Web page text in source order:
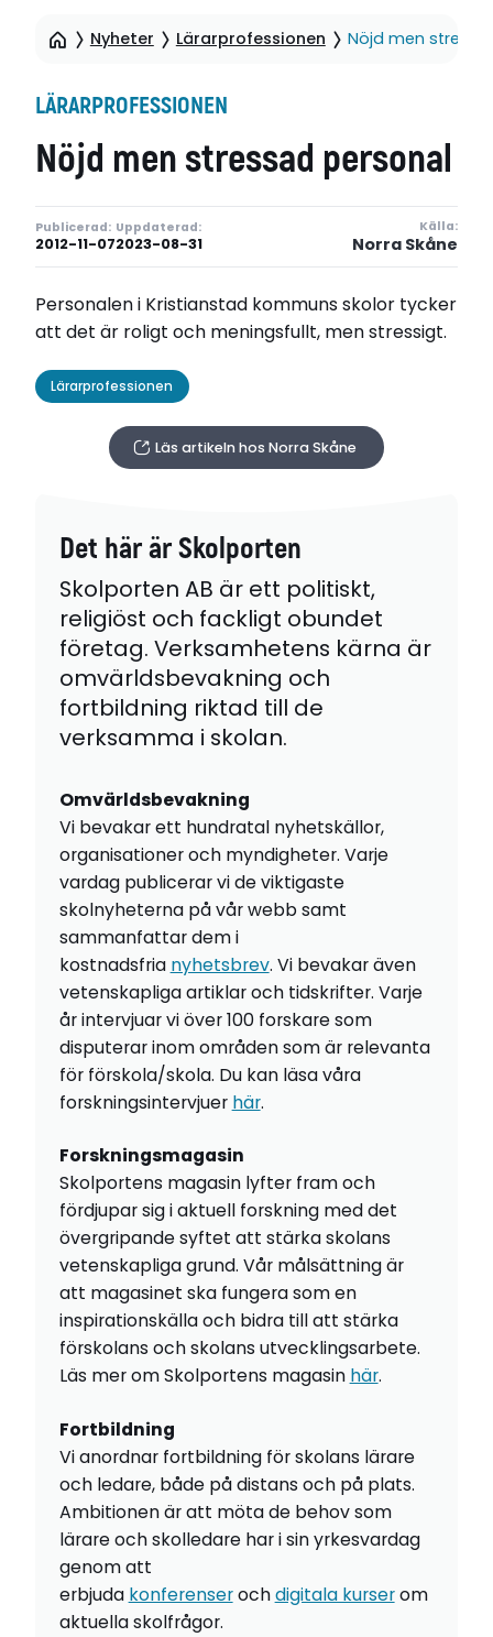
Nyheter Lärarprofessionen Nöjd men
LÄRARPROFESSIONEN
Nöjd men stressad personal
Publicerad:
2012-11-07
Uppdaterad:
2023-08-31
Källa:
Norra Skåne
Personalen i Kristianstad kommuns skolor tycker
att det är roligt och meningsfullt, men stressigt.
Lärarprofessionen
Läs artikeln hos Norra Skåne
Det här är Skolporten
Skolporten AB är ett politiskt,
religiöst och fackligt obundet
företag. Verksamhetens kärna är
omvärldsbevakning och
fortbildning riktad till de
verksamma i skolan.
Omvärldsbevakning
Vi bevakar ett hundratal nyhetskällor,
organisationer och myndigheter. Varje
vardag publicerar vi de viktigaste
skolnyheterna på vår webb samt
sammanfattar dem i
kostnadsfria nyhetsbrev. Vi bevakar även
vetenskapliga artiklar och tidskrifter. Varje
år intervjuar vi över 100 forskare som
disputerar inom områden som är relevanta
för förskola/skola. Du kan läsa våra
forskningsintervjuer här.
Forskningsmagasin
Skolportens magasin lyfter fram och
fördjupar sig i aktuell forskning med det
övergripande syftet att stärka skolans
vetenskapliga grund. Vår målsättning är
att magasinet ska fungera som en
inspirationskälla och bidra till att stärka
förskolans och skolans utvecklingsarbete.
Läs mer om Skolportens magasin här.
Fortbildning
Vi anordnar fortbildning för skolans lärare
och ledare, både på distans och på plats.
Ambitionen är att möta de behov som
lärare och skolledare har i sin yrkesvardag
genom att
erbjuda konferenserochdigitala kurserom
aktuella skolfrågor.